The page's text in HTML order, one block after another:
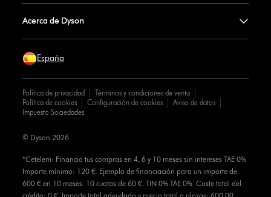
Acerca de Dyson
España
Política de privacidad
Términos y condiciones de venta
Política de cookies
Configuración de cookies
Aviso de datos
Impuesto Sociedades
*Cetelem: Financia tus compras en 4, 6 y 10 meses sin intereses TAE 0%
Importe mínimo: 120 €. Ejemplo de financiación para un importe de
600 € en 10 meses. 10 cuotas de 60 €. TIN 0% TAE 0%. Coste total del
© Dyson 2026